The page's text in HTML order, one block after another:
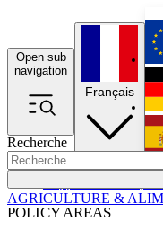
Open sub
navigation
Recherche
POLICY AREAS
Français
AGRICULTURE &